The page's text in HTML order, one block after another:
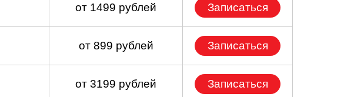
от 1499 рублей Записаться
от 899 рублей Записаться
от 3199 рублей Записаться